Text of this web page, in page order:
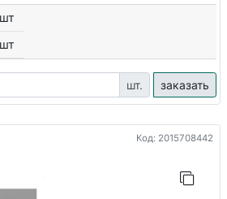
шт
шт. заказать
Код: 2015708442